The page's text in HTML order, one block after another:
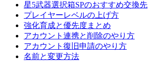
星5武器選択箱SPのおすすめ交換先
プレイヤーレベルの上げ方
強化育成と優先度まとめ
アカウント連携と削除のやり方
アカウント復旧申請のやり方
名前と変更方法